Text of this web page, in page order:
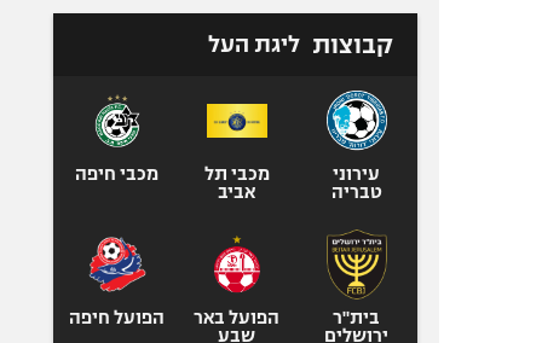
טניס
כדורעף
ספורט אולימפי
קבוצות ליגת העל
עירוני
טבריה
מכבי תל
אביב
מכבי חיפה
בית"ר
ירושלים
הפועל באר
שבע
הפועל חיפה